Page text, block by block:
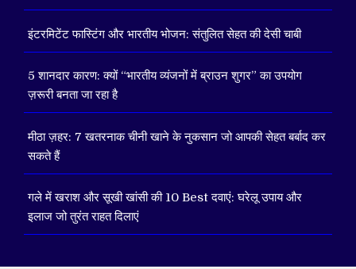
इंटरमिटेंट फास्टिंग और भारतीय भोजन: संतुलित सेहत की देसी चाबी
5 शानदार कारण: क्यों “भारतीय व्यंजनों में ब्राउन शुगर” का उपयोग
ज़रूरी बनता जा रहा है
मीठा ज़हर: 7 खतरनाक चीनी खाने के नुकसान जो आपकी सेहत बर्बाद कर
सकते हैं
गले में खराश और सूखी खांसी की 10 Best दवाएं: घरेलू उपाय और
इलाज जो तुरंत राहत दिलाएं